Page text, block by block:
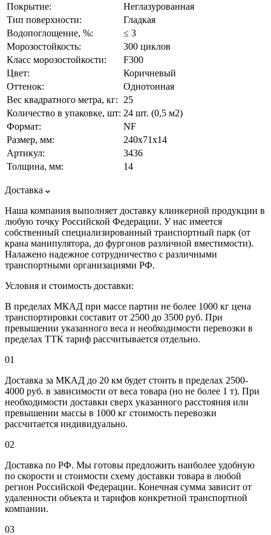
Покрытие:
Неглазурованная
Тип поверхности:
Гладкая
Водопоглощение, %:
≤ 3
Морозостойкость:
300 циклов
Класс морозостойкости:
F300
Цвет:
Коричневый
Оттенок:
Однотонная
Вес квадратного метра, кг:
25
Количество в упаковке, шт: 24 шт. (0,5 м2)
Формат:
NF
Размер, мм:
240х71х14
Артикул:
3436
Толщина, мм:
14
Доставка
Наша компания выполняет доставку клинкерной продукции в
любую точку Российской Федерации. У нас имеется
собственный специализированный транспортный парк (от
крана манипулятора, до фургонов различной вместимости).
Налажено надежное сотрудничество с различными
транспортными организациями РФ.
Условия и стоимость доставки:
В пределах МКАД при массе партии не более 1000 кг цена
транспортировки составит от 2500 до 3500 руб. При
превышении указанного веса и необходимости перевозки в
пределах ТТК тариф рассчитывается отдельно.
01
Доставка за МКАД до 20 км будет стоить в пределах 2500-
4000 руб. в зависимости от веса товара (но не более 1 т). При
необходимости доставки сверх указанного расстояния или
превышении массы в 1000 кг стоимость перевозки
рассчитается индивидуально.
02
Доставка по РФ. Мы готовы предложить наиболее удобную
по скорости и стоимости схему доставки товара в любой
регион Российской Федерации. Конечная сумма зависит от
удаленности объекта и тарифов конкретной транспортной
компании.
03